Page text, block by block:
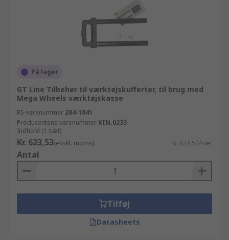
På lager
GT Line Tilbehør til værktøjskufferter, til brug med
Mega Wheels værktøjskasse
RS-varenummer 284-1841
Producentens varenummer KIN.0233
Indhold (1 sæt)
Kr. 623,53(ekskl. moms) Kr. 623,53/sæt
Antal
Tilføj
Datasheets